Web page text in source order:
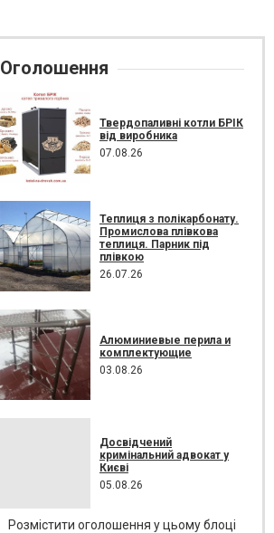
Оголошення
Твердопаливні котли БРІК
від виробника
07.08.26
Теплиця з полікарбонату.
Промислова плівкова
теплиця. Парник під
плівкою
26.07.26
Алюминиевые перила и
комплектующие
03.08.26
Досвідчений
кримінальний адвокат у
Києві
05.08.26
Розмістити оголошення у цьому блоці